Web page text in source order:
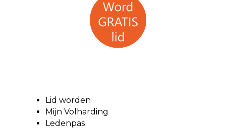
Lid worden
Mijn Volharding
Ledenpas